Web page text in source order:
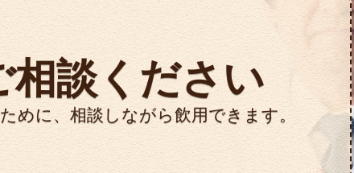
相談ください
めに、相談しながら飲用できます。